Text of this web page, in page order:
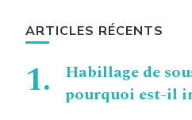
ARTICLES RÉCENTS
Habillage de
pourquoi est-il